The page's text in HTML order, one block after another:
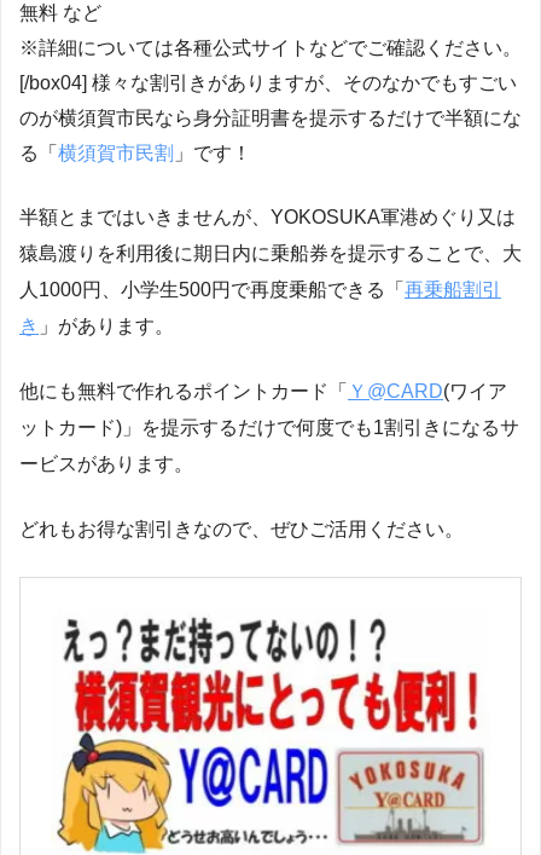
無料 など
※詳細については各種公式サイトなどでご確認ください。
[/box04] 様々な割引きがありますが、そのなかでもすごい
のが横須賀市民なら身分証明書を提示するだけで半額にな
る「 横須賀市民割 」です！
半額とまではいきませんが、YOKOSUKA軍港めぐり又は
猿島渡りを利用後に期日内に乗船券を提示することで、 大
人1000円、小学生500円で再度乗船できる
「 再乗船割引
き 」があります。
他にも無料で作れるポイントカード「 Ｙ@CARD(ワイア
ットカード)」を提示するだけで何度でも1割引きになるサ
ービスがあります。
どれもお得な割引きなので、ぜひご活用ください。